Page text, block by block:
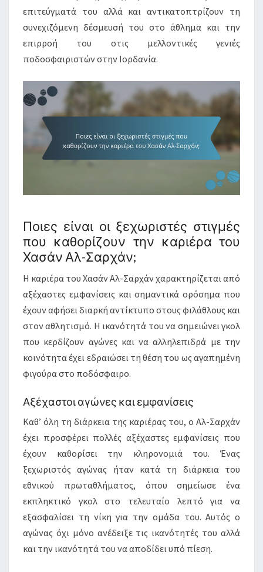
επιτεύγματά του αλλά και αντικατοπτρίζουν τη
συνεχιζόμενη δέσμευσή του στο άθλημα και την
επιρροή του στις μελλοντικές γενιές
ποδοσφαιριστών στην Ιορδανία.
Ποιες είναι οι ξεχωριστές στιγμές
που καθορίζουν την καριέρα του
Χασάν Αλ-Σαρχάν;
Η καριέρα του Χασάν Αλ-Σαρχάν χαρακτηρίζεται από
αξέχαστες εμφανίσεις και σημαντικά ορόσημα που
έχουν αφήσει διαρκή αντίκτυπο στους φιλάθλους και
στον αθλητισμό. Η ικανότητά του να σημειώνει γκολ
που κερδίζουν αγώνες και να αλληλεπιδρά με την
κοινότητα έχει εδραιώσει τη θέση του ως αγαπημένη
φιγούρα στο ποδόσφαιρο.
Αξέχαστοι αγώνες και εμφανίσεις
Καθ’ όλη τη διάρκεια της καριέρας του, ο Αλ-Σαρχάν
έχει προσφέρει πολλές αξέχαστες εμφανίσεις που
έχουν καθορίσει την κληρονομιά του. Ένας
ξεχωριστός αγώνας ήταν κατά τη διάρκεια του
εθνικού πρωταθλήματος, όπου σημείωσε ένα
εκπληκτικό γκολ στο τελευταίο λεπτό για να
εξασφαλίσει τη νίκη για την ομάδα του. Αυτός ο
αγώνας όχι μόνο ανέδειξε τις ικανότητές του αλλά
και την ικανότητά του να αποδίδει υπό πίεση.